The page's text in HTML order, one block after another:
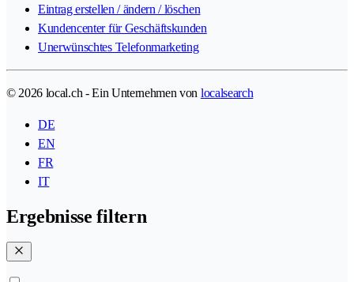
Eintrag erstellen / ändern / löschen
Kundencenter für Geschäftskunden
Unerwünschtes Telefonmarketing
© 2026 local.ch - Ein Unternehmen von localsearch
DE
EN
FR
IT
Ergebnisse filtern